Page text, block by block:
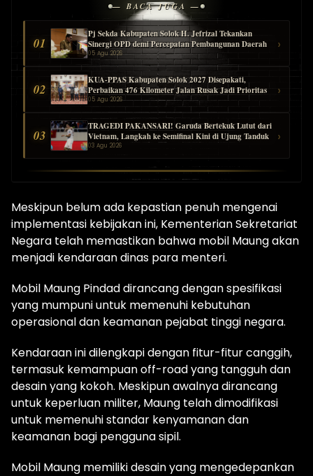
— BACA JUGA —
01
Pj Sekda Kabupaten Solok H. Jefrizal Tekankan
Sinergi OPD demi Percepatan Pembangunan Daerah
05 Agu 2026
›
02
KUA-PPAS Kabupaten Solok 2027 Disepakati,
Perbaikan 476 Kilometer Jalan Rusak Jadi Prioritas
05 Agu 2026
›
03
TRAGEDI PAKANSARI! Garuda Bertekuk Lutut dari
Vietnam, Langkah ke Semifinal Kini di Ujung Tanduk
03 Agu 2026
›
Meskipun belum ada kepastian penuh mengenai
implementasi kebijakan ini, Kementerian Sekretariat
Negara telah memastikan bahwa mobil Maung akan
menjadi kendaraan dinas para menteri.
Mobil Maung Pindad dirancang dengan spesifikasi
yang mumpuni untuk memenuhi kebutuhan
operasional dan keamanan pejabat tinggi negara.
Kendaraan ini dilengkapi dengan fitur-fitur canggih,
termasuk kemampuan off-road yang tangguh dan
desain yang kokoh. Meskipun awalnya dirancang
untuk keperluan militer, Maung telah dimodifikasi
untuk memenuhi standar kenyamanan dan
keamanan bagi pengguna sipil.
Mobil Maung memiliki desain yang mengedepankan